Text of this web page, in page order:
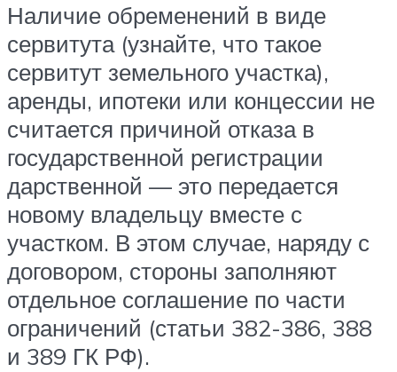
Наличие обременений в виде
сервитута (узнайте, что такое
сервитут земельного участка),
аренды, ипотеки или концессии не
считается причиной отказа в
государственной регистрации
дарственной — это передается
новому владельцу вместе с
участком. В этом случае, наряду с
договором, стороны заполняют
отдельное соглашение по части
ограничений (статьи 382-386, 388
и 389 ГК РФ).